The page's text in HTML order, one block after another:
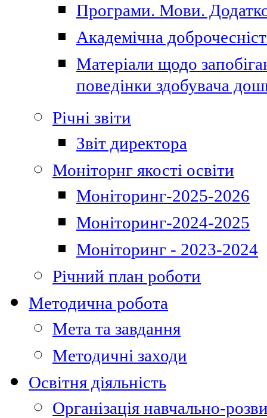
Програми. Мови.
Академічна
Матеріали щодо
поведінки здобувача
Річні звіти
Звіт директора
Моніторнг якості освіти
Моніторинг-2025-2026
Моніторинг-2024-2025
Моніторинг - 2023-2024
Річний план роботи
Методична робота
Мета та завдання
Методичні заходи
Освітня діяльність
Організація навчально-